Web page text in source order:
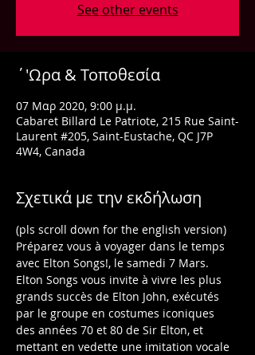
See other events
΄'Ωρα & Τοποθεσία
07 Μαρ 2020, 9:00 μ.μ.
Cabaret Billard Le Patriote, 215 Rue Saint-
Laurent #205, Saint-Eustache, QC J7P
4W4, Canada
Σχετικά με την εκδήλωση
(pls scroll down for the english version)
Préparez vous à voyager dans le temps
avec Elton Songs!, le samedi 7 Mars.
Elton Songs vous invite à vivre les plus
grands succès de Elton John, exécutés
par le groupe en costumes iconiques
des années 70 et 80 de Sir Elton, et
mettant en vedette une imitation vocale